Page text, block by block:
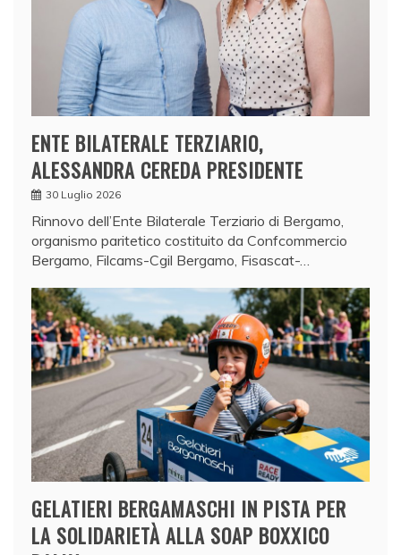
ENTE BILATERALE TERZIARIO,
ALESSANDRA CEREDA PRESIDENTE
30 Luglio 2026
Rinnovo dell’Ente Bilaterale Terziario di Bergamo,
organismo paritetico costituito da Confcommercio
Bergamo, Filcams-Cgil Bergamo, Fisascat-…
GELATIERI BERGAMASCHI IN PISTA PER
LA SOLIDARIETÀ ALLA SOAP BOXXICO